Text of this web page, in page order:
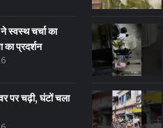
स्वस्थ चर्चा का
का प्रदर्शन
पर चढ़ी, घंटों चला